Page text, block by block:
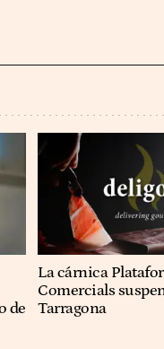
de
La cárnica
Comercials
Tarragona